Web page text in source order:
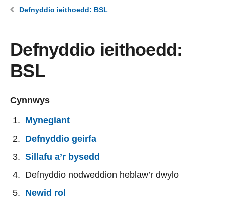
Defnyddio ieithoedd: BSL
Defnyddio ieithoedd:
BSL
Cynnwys
Mynegiant
Defnyddio geirfa
Sillafu a’r bysedd
Defnyddio nodweddion heblaw’r dwylo
Newid rol